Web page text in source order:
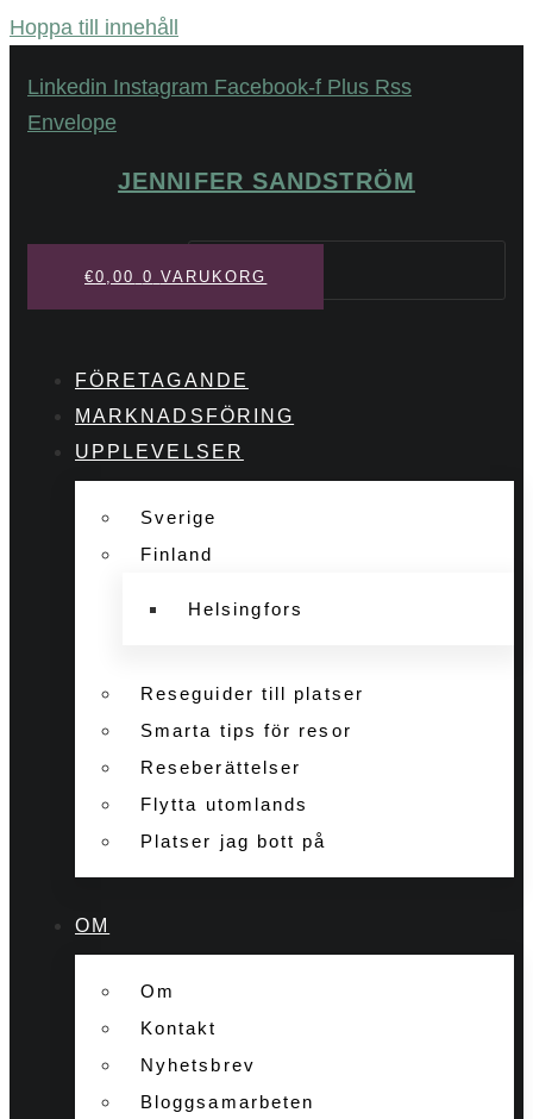
Hoppa till innehåll
Linkedin Instagram Facebook-f Plus Rss
Envelope
JENNIFER SANDSTRÖM
Sök
€0,00 0 VARUKORG
FÖRETAGANDE
MARKNADSFÖRING
UPPLEVELSER
Sverige
Finland
Helsingfors
Reseguider till platser
Smarta tips för resor
Reseberättelser
Flytta utomlands
Platser jag bott på
OM
Om
Kontakt
Nyhetsbrev
Bloggsamarbeten